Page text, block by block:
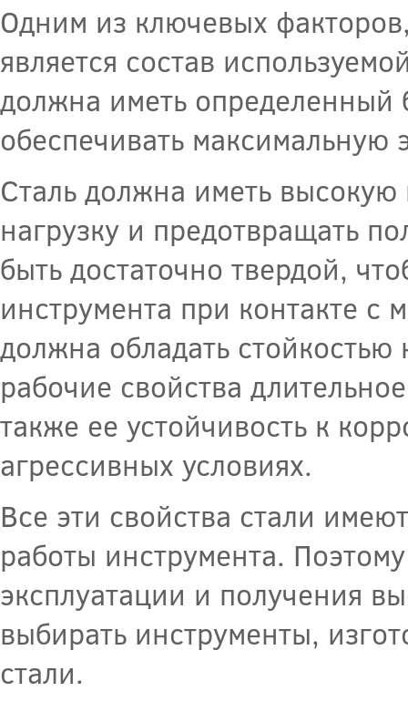
Одним из ключевых
является состав
должна иметь определенный
обеспечивать максимальную
Сталь должна иметь
нагрузку и предотвращать
быть достаточно твердой,
инструмента при контакте с
должна обладать
рабочие свойства
также ее устойчивость к
агрессивных условиях.
Все эти свойства стали
работы инструмента.
эксплуатации и получения
выбирать инструменты,
стали.